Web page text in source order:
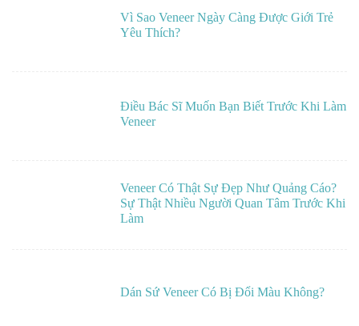
Vì Sao Veneer Ngày Càng Được Giới Trẻ
Yêu Thích?
Điều Bác Sĩ Muốn Bạn Biết Trước Khi Làm
Veneer
Veneer Có Thật Sự Đẹp Như Quảng Cáo?
Sự Thật Nhiều Người Quan Tâm Trước Khi
Làm
Dán Sứ Veneer Có Bị Đổi Màu Không?